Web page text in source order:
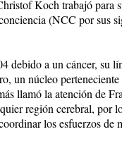
Koch trabajó para
(NCC por sus
debido a un cáncer, su
un núcleo perteneciente
llamó la atención de
región cerebral, por
los esfuerzos de